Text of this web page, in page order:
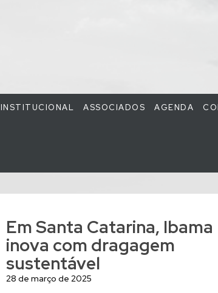
INSTITUCIONAL ASSOCIADOS AGENDA
Em Santa Catarina, Ibama
inova com dragagem
sustentável
28 de março de 2025